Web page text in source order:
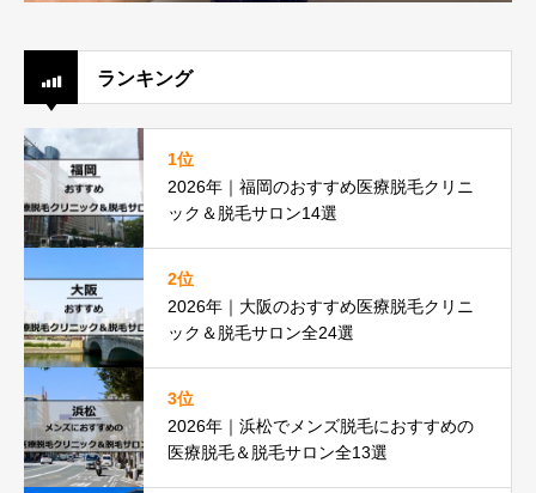
ランキング
1位
2026年｜福岡のおすすめ医療脱毛クリニ
ック＆脱毛サロン14選
2位
2026年｜大阪のおすすめ医療脱毛クリニ
ック＆脱毛サロン全24選
3位
2026年｜浜松でメンズ脱毛におすすめの
医療脱毛＆脱毛サロン全13選